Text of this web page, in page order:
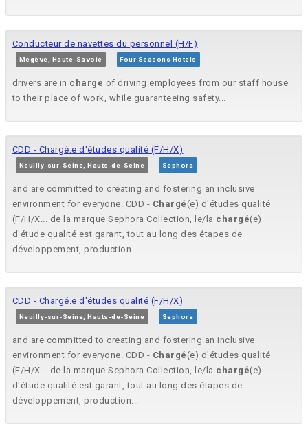
Conducteur de navettes du personnel (H/F)
Megève, Haute-Savoie Four Seasons Hotels
drivers are in charge of driving employees from our staff house
to their place of work, while guaranteeing safety...
CDD - Chargé.e d'études qualité (F/H/X)
Neuilly-sur-Seine, Hauts-de-Seine Sephora
and are committed to creating and fostering an inclusive
environment for everyone. CDD - Chargé (e) d'études qualité
(F/H/X... de la marque Sephora Collection, le/la chargé(e)
d'étude qualité est garant, tout au long des étapes de
développement, production...
CDD - Chargé.e d'études qualité (F/H/X)
Neuilly-sur-Seine, Hauts-de-Seine Sephora
and are committed to creating and fostering an inclusive
environment for everyone. CDD - Chargé (e) d'études qualité
(F/H/X... de la marque Sephora Collection, le/la chargé(e)
d'étude qualité est garant, tout au long des étapes de
développement, production...